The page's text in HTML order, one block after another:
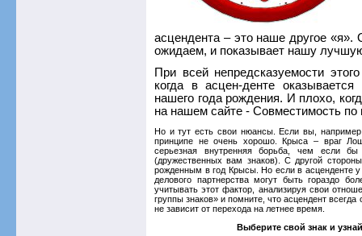
асцендента – это наше другое «я».
ожидаем, и показывает нашу
При всей непредсказуемости
когда в асцен-денте оказывается
нашего года рождения. И пло­хо,
на нашем сайте - Совместимость по
Но и тут есть свои нюансы. Если вы,
принципе не очень хорошо. Крыса – враг
серьезная внутренняя борьба, чем если
(дружественных вам знаков). С дру­гой
рожденным в год Крысы. Но если в асценденте
делового партнерства могут быть гораздо
учитывать этот фактор, анализируя свои
группы знаков» и помните, что асцендент
не зависит от перехода на летнее время.
Выберите свой знак и